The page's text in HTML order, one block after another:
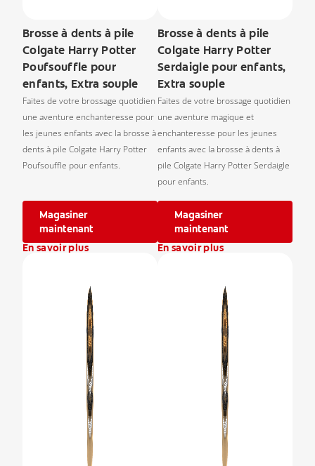
Brosse à dents à pile
Colgate Harry Potter
Poufsouffle pour
enfants, Extra souple
Faites de votre brossage quotidien
une aventure enchanteresse pour
les jeunes enfants avec la brosse à
dents à pile Colgate Harry Potter
Poufsouffle pour enfants.
Magasiner
maintenant
En savoir plus
Brosse à dents à pile
Colgate Harry Potter
Serdaigle pour enfants,
Extra souple
Faites de votre brossage quotidien
une aventure magique et
enchanteresse pour les jeunes
enfants avec la brosse à dents à
pile Colgate Harry Potter Serdaigle
pour enfants.
Magasiner
maintenant
En savoir plus